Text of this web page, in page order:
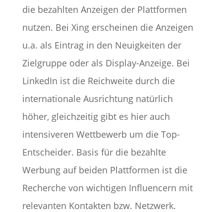
die bezahlten Anzeigen der Plattformen
nutzen. Bei Xing erscheinen die Anzeigen
u.a. als Eintrag in den Neuigkeiten der
Zielgruppe oder als Display-Anzeige. Bei
LinkedIn ist die Reichweite durch die
internationale Ausrichtung natürlich
höher, gleichzeitig gibt es hier auch
intensiveren Wettbewerb um die Top-
Entscheider. Basis für die bezahlte
Werbung auf beiden Plattformen ist die
Recherche von wichtigen Influencern mit
relevanten Kontakten bzw. Netzwerk.